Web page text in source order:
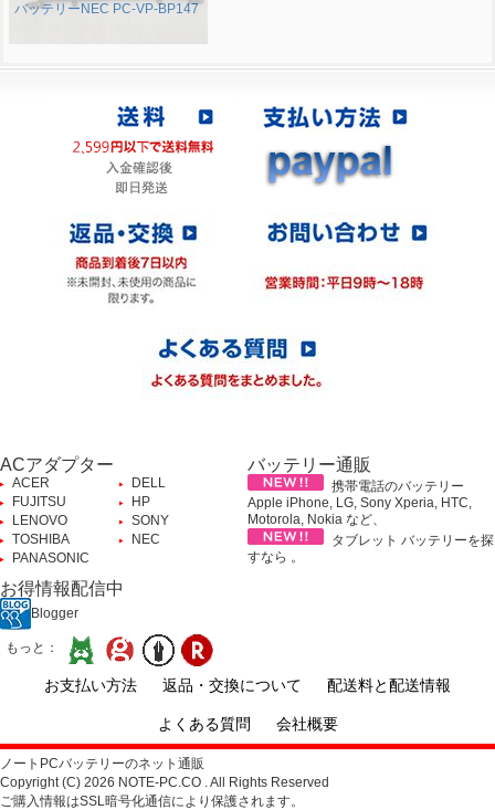
バッテリーNEC PC-VP-BP147
ACアダプター
ACER
DELL
FUJITSU
HP
LENOVO
SONY
TOSHIBA
NEC
PANASONIC
バッテリー通販
携帯電話のバッテリー
Apple iPhone, LG, Sony Xperia, HTC,
Motorola, Nokia など、
タブレット バッテリーを探
すなら 。
お得情報配信中
Blogger
もっと：
お支払い方法 返品・交換について 配送料と配送情報
よくある質問 会社概要
ノートPCバッテリーのネット通販
Copyright (C) 2026 NOTE-PC.CO . All Rights Reserved
ご購入情報はSSL暗号化通信により保護されます。